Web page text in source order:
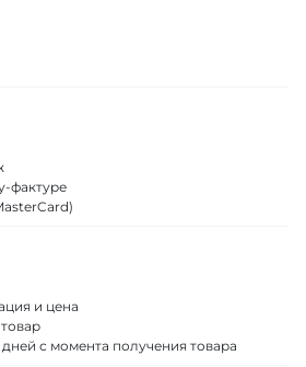
фактуре
и цена
дней с момента получения товара